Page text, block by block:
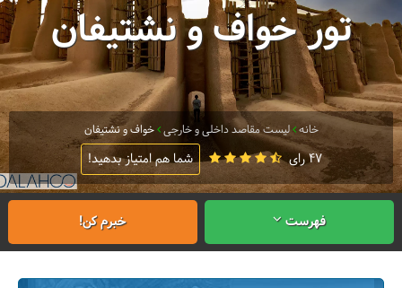
تور خواف و نشتیفان
خانه لیست مقاصد داخلی و خارجی خواف و نشتیفان
47 رای شما هم امتیاز بدهید!
فهرست خبرم کن!